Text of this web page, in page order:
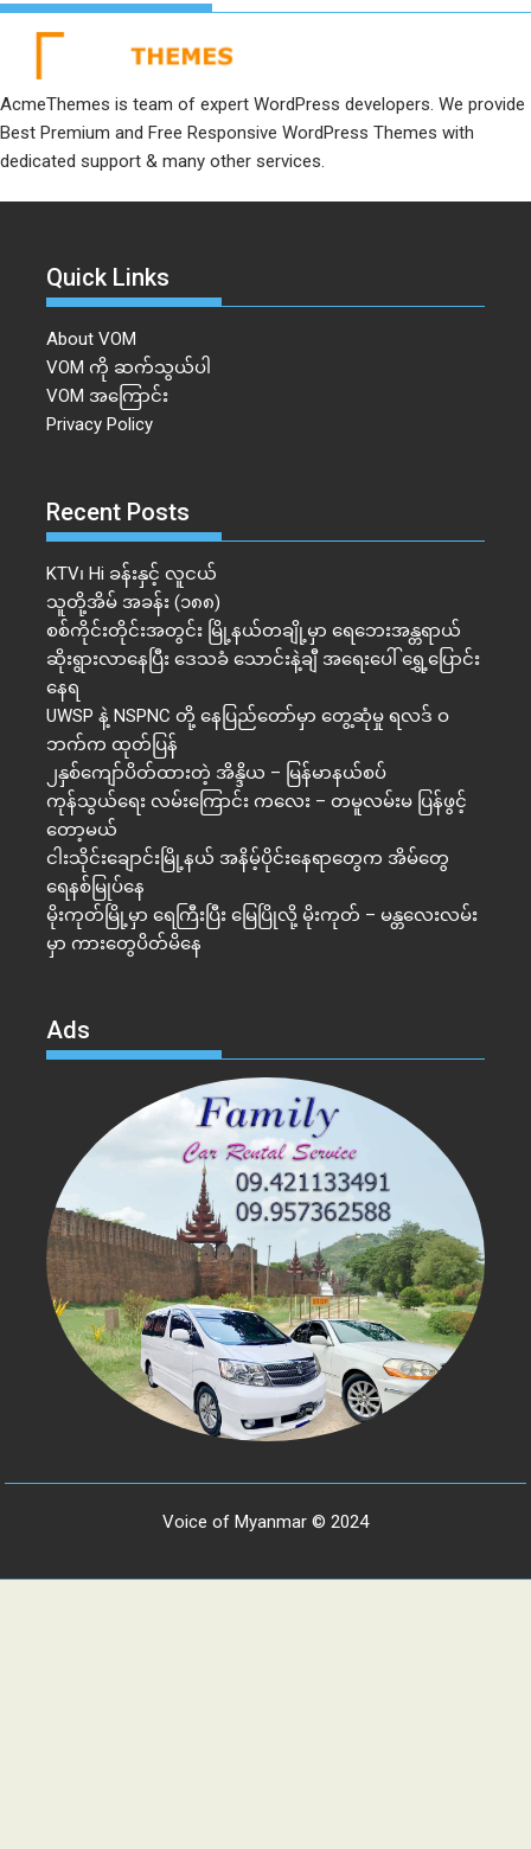
AcmeThemes is team of expert WordPress developers. We provide
Best Premium and Free Responsive WordPress Themes with
dedicated support & many other services.
Quick Links
About VOM
VOM ကို ဆက်သွယ်ပါ
VOM အကြောင်း
Privacy Policy
Recent Posts
KTV၊ Hi ခန်းနှင့် လူငယ်
သူတို့အိမ် အခန်း (၁၈၈)
စစ်ကိုင်းတိုင်းအတွင်း မြို့နယ်တချို့မှာ ရေဘေးအန္တရာယ်
ဆိုးရွားလာနေပြီး ဒေသခံ သောင်းနဲ့ချီ အရေးပေါ် ရွှေ့ပြောင်း
နေရ
UWSP နဲ့ NSPNC တို့ နေပြည်တော်မှာ တွေ့ဆုံမှု ရလဒ် ဝ
ဘက်က ထုတ်ပြန်
၂နှစ်​ကျော်ပိတ်ထားတဲ့ အိန္ဒိယ – မြန်မာနယ်စပ်
ကုန်သွယ်ရေး လမ်းကြောင်း ကလေး – တမူလမ်းမ ပြန်ဖွင့်
တော့မယ်
ငါးသိုင်းချောင်းမြို့နယ် အနိမ့်ပိုင်းနေရာတွေက အိမ်​တွေ
ရေနစ်မြုပ်နေ
မိုးကုတ်မြို့မှာ ရေကြီးပြီး မြေပြိုလို့ မိုးကုတ် – မန္တလေးလမ်း
မှာ ကားတွေပိတ်မိနေ
Ads
Voice of Myanmar © 2024